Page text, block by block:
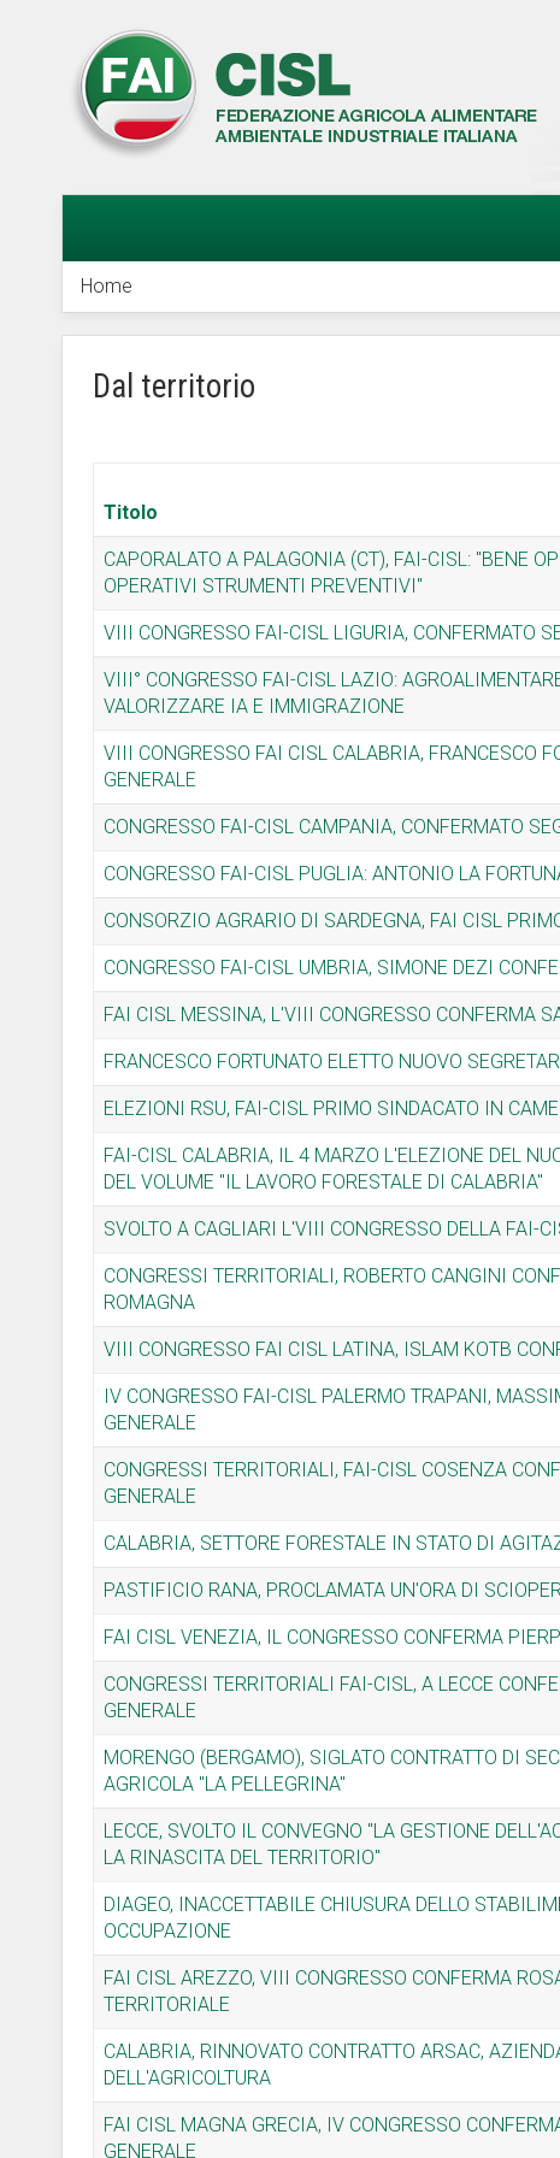
Home
Dal territorio
Titolo
CAPORALATO A PALAGONIA (CT), FAI-CISL: "BENE
OPERATIVI STRUMENTI PREVENTIVI"
VIII CONGRESSO FAI-CISL LIGURIA, CONFERMATO
VIII° CONGRESSO FAI-CISL LAZIO:
VALORIZZARE IA E IMMIGRAZIONE
VIII CONGRESSO FAI CISL CALABRIA, FRANCESCO
GENERALE
CONGRESSO FAI-CISL CAMPANIA, CONFERMATO
CONGRESSO FAI-CISL PUGLIA: ANTONIO LA
CONSORZIO AGRARIO DI SARDEGNA, FAI CISL
CONGRESSO FAI-CISL UMBRIA, SIMONE DEZI
FAI CISL MESSINA, L'VIII CONGRESSO CONFERMA
FRANCESCO FORTUNATO ELETTO NUOVO
ELEZIONI RSU, FAI-CISL PRIMO SINDACATO IN
FAI-CISL CALABRIA, IL 4 MARZO L'ELEZIONE DEL
DEL VOLUME "IL LAVORO FORESTALE DI CALABRIA"
SVOLTO A CAGLIARI L'VIII CONGRESSO DELLA FAI-
CONGRESSI TERRITORIALI, ROBERTO CANGINI
ROMAGNA
VIII CONGRESSO FAI CISL LATINA, ISLAM KOTB
IV CONGRESSO FAI-CISL PALERMO TRAPANI,
GENERALE
CONGRESSI TERRITORIALI, FAI-CISL COSENZA
GENERALE
CALABRIA, SETTORE FORESTALE IN STATO DI
PASTIFICIO RANA, PROCLAMATA UN'ORA DI
FAI CISL VENEZIA, IL CONGRESSO CONFERMA
CONGRESSI TERRITORIALI FAI-CISL, A LECCE
GENERALE
MORENGO (BERGAMO), SIGLATO CONTRATTO DI
AGRICOLA "LA PELLEGRINA"
LECCE, SVOLTO IL CONVEGNO "LA GESTIONE
LA RINASCITA DEL TERRITORIO"
DIAGEO, INACCETTABILE CHIUSURA DELLO
OCCUPAZIONE
FAI CISL AREZZO, VIII CONGRESSO CONFERMA
TERRITORIALE
CALABRIA, RINNOVATO CONTRATTO ARSAC,
DELL'AGRICOLTURA
FAI CISL MAGNA GRECIA, IV CONGRESSO
GENERALE